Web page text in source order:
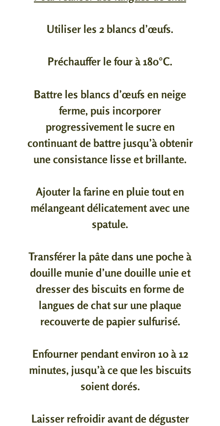
Utiliser les 2 blancs d’œufs.
Préchauffer le four à 180°C.
Battre les blancs d’œufs en neige
ferme, puis incorporer
progressivement le sucre en
continuant de battre jusqu’à obtenir
une consistance lisse et brillante.
Ajouter la farine en pluie tout en
mélangeant délicatement avec une
spatule.
Transférer la pâte dans une poche à
douille munie d’une douille unie et
dresser des biscuits en forme de
langues de chat sur une plaque
recouverte de papier sulfurisé.
Enfourner pendant environ 10 à 12
minutes, jusqu’à ce que les biscuits
soient dorés.
Laisser refroidir avant de déguster